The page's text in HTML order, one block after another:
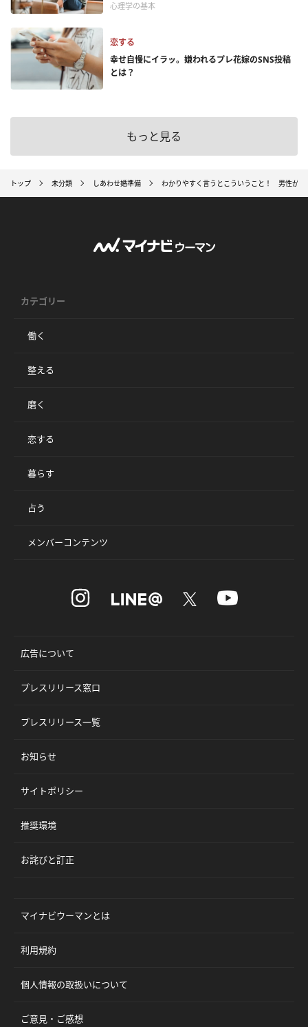
心理学の基本
恋する
幸せ自慢にイラッ。嫌われるプレ花嫁のSNS投稿
とは？
もっと見る
トップ 未分類 しあわせ婚準備 わかりやすく言うとこういうこと！ 男性がマ
カテゴリー
働く
整える
磨く
恋する
暮らす
占う
メンバーコンテンツ
広告について
プレスリリース窓口
プレスリリース一覧
お知らせ
サイトポリシー
推奨環境
お詫びと訂正
マイナビウーマンとは
利用規約
個人情報の取扱いについて
ご意見・ご感想